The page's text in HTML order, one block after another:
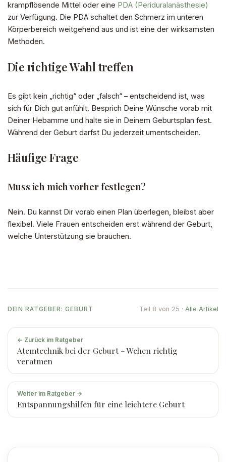
krampflösende Mittel oder eine PDA (Periduralanästhesie)
zur Verfügung. Die PDA schaltet den Schmerz im unteren
Körperbereich weitgehend aus und ist eine der wirksamsten
Methoden.
Die richtige Wahl treffen
Es gibt kein „richtig“ oder „falsch“ – entscheidend ist, was
sich für Dich gut anfühlt. Besprich Deine Wünsche vorab mit
Deiner Hebamme und halte sie in Deinem Geburtsplan fest.
Während der Geburt darfst Du jederzeit umentscheiden.
Häufige Frage
Muss ich mich vorher festlegen?
Nein. Du kannst Dir vorab einen Plan überlegen, bleibst aber
flexibel. Viele Frauen entscheiden erst während der Geburt,
welche Unterstützung sie brauchen.
DEIN RATGEBER: GEBURT Teil 8 von 25 ·Alle Artikel
← Zurück im Ratgeber
Atemtechnik bei der Geburt – Wehen richtig
veratmen
Weiter im Ratgeber →
Entspannungshilfen für eine leichtere Geburt